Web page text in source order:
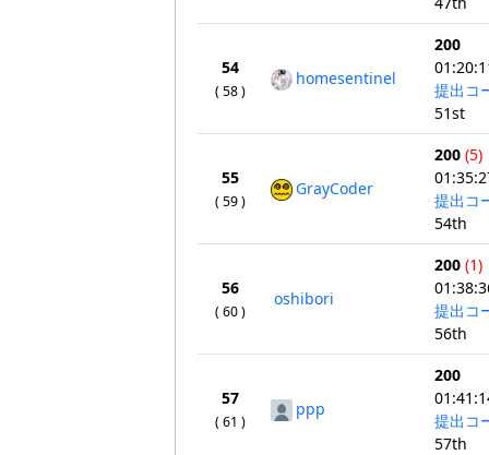
54
( 58 )
homesentinel
200
提出コ
51st
55
( 59 )
GrayCoder
200 (5)
提出コ
54th
56
( 60 )
oshibori
200 (1)
提出コ
56th
57
( 61 )
ppp
200
提出コ
57th